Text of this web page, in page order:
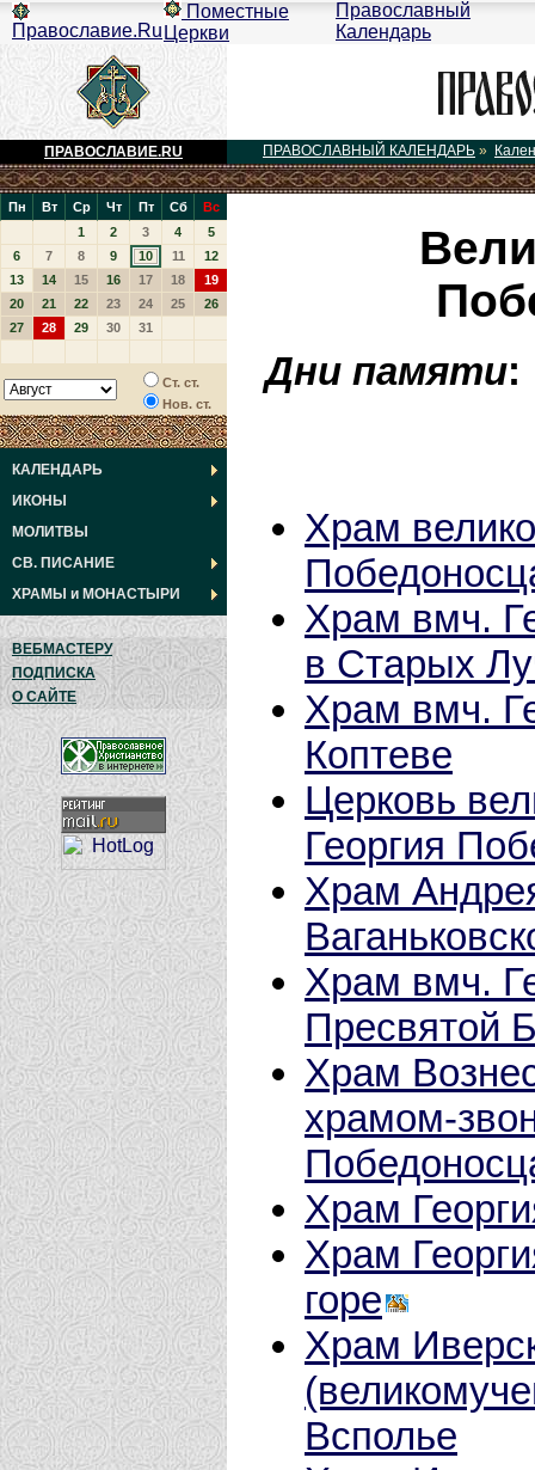
Православие.Ru
Поместные
Церкви
Православный
Календарь
ПРАВОСЛАВИЕ.RU ПРАВОСЛАВНЫЙ КАЛЕНДАРЬ »
Пн Вт Ср Чт Пт Сб
Вс
1
2 3 4
5
6
7 8 9 10 11
12
13
14 15 16 17 18
19
20
21 22 23 24 25
26
27
28 29 30 31
Ст. ст.
Нов. ст.
КАЛЕНДАРЬ
ИКОНЫ
МОЛИТВЫ
СВ. ПИСАНИЕ
ХРАМЫ и МОНАСТЫРИ
ВЕБМАСТЕРУ
ПОДПИСКА
О САЙТЕ
Дни памяти
Храм
Храм вмч.
в Старых
Храм вмч.
Коптеве
Церковь
Георгия
Храм
Храм вмч.
Пресвятой
Храм
храмом-
Храм
Храм
горе
Храм
Всполье